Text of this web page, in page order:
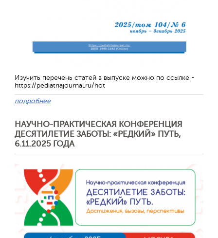
Изучить перечень статей в выпуске можно по ссылке -
https://pediatriajournal.ru/hot
подробнее
НАУЧНО-ПРАКТИЧЕСКАЯ КОНФЕРЕНЦИЯ
ДЕСЯТИЛЕТИЕ ЗАБОТЫ: «РЕДКИЙ» ПУТЬ,
6.11.2025 ГОДА